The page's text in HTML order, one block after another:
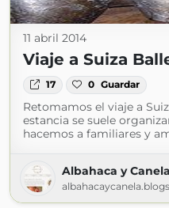
11 abril 2014
Viaje a Suiza
17 0 Guardar
Retomamos el viaje a
estancia se suele
hacemos a familiares y
Albahaca y Canela